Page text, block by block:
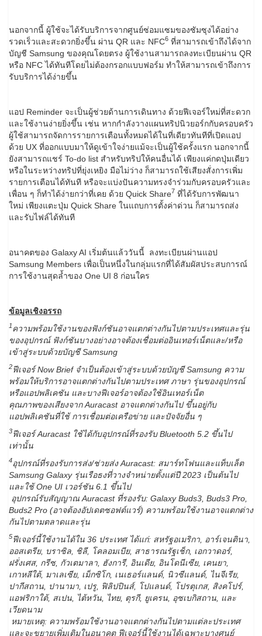
นอกจากนี้ ผู้ใช้จะได้รับบริการจากศูนย์ซ่อมแซมของซัมซุงได้อย่าง
รวดเร็วและสะดวกยิ่งขึ้น ผ่าน QR และ NFC6 ที่สามารถเข้าถึงได้จาก
บัญชี Samsung ของคุณโดยตรง ผู้ใช้งานสามารถลงทะเบียนผ่าน QR
หรือ NFC ได้ทันทีโดยไม่ต้องกรอกแบบฟอร์ม ทำให้สามารถเข้าถึงการ
รับบริการได้ง่ายขึ้น
แอป Reminder จะเป็นผู้ช่วยด้านการเดินทาง ด้วยฟีเจอร์ใหม่ที่สะดวก
และใช้งานง่ายยิ่งขึ้น เช่น หากกำลังวางแผนทริปนิวยอร์กกับครอบครัว
ผู้ใช้สามารถจัดการรายการเตือนทั้งหมดได้ในที่เดียวทันทีที่เปิดแอป
ด้วย UX ที่ออกแบบมาให้ดูเข้าใจง่ายแม้จะเป็นผู้ใช้ครั้งแรก นอกจากนี้
ยังสามารถแชร์ To-do list สำหรับทริปให้คนอื่นได้ เพียงแค่กดปุ่มเดียว
หรือในระหว่างทริปที่ยุ่งเหยิง มือไม่ว่าง ก็สามารถใช้เสียงสั่งการเพิ่ม
รายการเตือนได้ทันที หรือจะแบ่งปันความทรงจำร่วมกับครอบครัวและ
เพื่อน ๆ ก็ทำได้ง่ายกว่าที่เคย ด้วย Quick Share7 ที่ได้รับการพัฒนา
ใหม่ เพียงแตะปุ่ม Quick Share ในแถบการตั้งค่าด่วน ก็สามารถส่ง
และรับไฟล์ได้ทันที
อนาคตของ Galaxy AI เริ่มต้นแล้ววันนี้ ลงทะเบียนผ่านแอป
Samsung Members เพื่อเป็นหนึ่งในกลุ่มแรกที่ได้สัมผัสประสบการณ์
การใช้งานสุดล้ำของ One UI 8 ก่อนใคร
ข้อมูลเชิงอรรถ
1 ความพร้อมใช้งานของฟังก์ชันอาจแตกต่างกันไปตามประเทศและรุ่น
ของอุปกรณ์ ฟังก์ชันบางอย่างอาจต้องเชื่อมต่ออินเทอร์เน็ตและ/หรือ
เข้าสู่ระบบด้วยบัญชีSamsung
2ฟีเจอร์Now Brief จำเป็นต้องเข้าสู่ระบบด้วยบัญชี Samsung ความ
พร้อมให้บริการอาจแตกต่างกันไปตามประเทศ ภาษา รุ่นของอุปกรณ์
หรือแอปพลิเคชัน และบางฟีเจอร์อาจต้องใช้อินเทอร์เน็ต
คุณภาพของเสียงจาก Auracast อาจแตกต่างกันไป ขึ้นอยู่กับ
แอปพลิเคชันที่ใช้ การเชื่อมต่อเครือข่าย และปัจจัยอื่น ๆ
3ฟีเจอร์Auracast ใช้ได้กับอุปกรณ์ที่รองรับ Bluetooth 5.2 ขึ้นไป
เท่านั้น
4อุปกรณ์ที่รองรับการส่ง/ช่วยส่งAuracast: สมาร์ทโฟนและแท็บเล็ต
Samsung Galaxy รุ่นเรือธงที่วางจำหน่ายตั้งแต่ปี 2023 เป็นต้นไป
และใช้ One UI เวอร์ชัน 6.1 ขึ้นไป
อุปกรณ์รับสัญญาณ Auracast ที่รองรับ: Galaxy Buds3, Buds3 Pro,
Buds2 Pro (อาจต้องอัปเดตซอฟต์แวร์) ความพร้อมใช้งานอาจแตกต่าง
กันไปตามตลาดและรุ่น
5ฟีเจอร์นี้ใช้งานได้ใน 36 ประเทศ ได้แก่: สหรัฐอเมริกา, อาร์เจนตินา,
ออสเตรีย, บราซิล, ชิลี, โคลอมเบีย, สาธารณรัฐเช็ก, เอกวาดอร์,
ฝรั่งเศส, กรีซ, กัวเตมาลา, ฮังการี, อินเดีย, อินโดนีเซีย, เคนยา,
เกาหลีใต้, มาเลเซีย, เม็กซิโก, เนเธอร์แลนด์, นิวซีแลนด์, ไนจีเรีย,
ปากีสถาน, ปานามา, เปรู, ฟิลิปปินส์, โปแลนด์, โปรตุเกส, สิงคโปร์,
แอฟริกาใต้, สเปน, ไต้หวัน, ไทย, ตุรกี, ยูเครน, อุซเบกิสถาน, และ
เวียดนาม
หมายเหตุ: ความพร้อมใช้งานอาจแตกต่างกันไปตามแต่ละประเทศ
และจะขยายเพิ่มเติมในอนาคต ฟีเจอร์นี้ใช้งานได้เฉพาะบางศูนย์